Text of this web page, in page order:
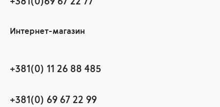
Интернет-магазин
+381(0) 11 26 88 485
+381(0) 69 67 22 99